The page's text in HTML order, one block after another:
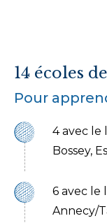
14 écoles
Pour
4 avec le
Bossey,
6 avec le
Annecy/